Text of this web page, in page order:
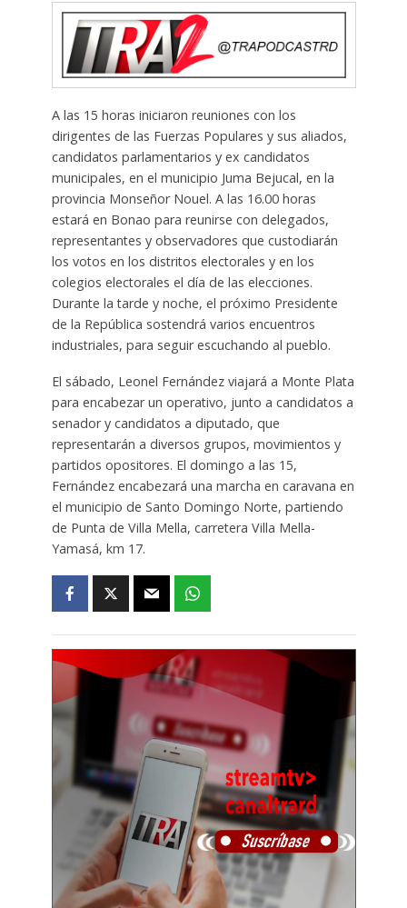
A las 15 horas iniciaron reuniones con los
dirigentes de las Fuerzas Populares y sus aliados,
candidatos parlamentarios y ex candidatos
municipales, en el municipio Juma Bejucal, en la
provincia Monseñor Nouel. A las 16.00 horas
estará en Bonao para reunirse con delegados,
representantes y observadores que custodiarán
los votos en los distritos electorales y en los
colegios electorales el día de las elecciones.
Durante la tarde y noche, el próximo Presidente
de la República sostendrá varios encuentros
industriales, para seguir escuchando al pueblo.
El sábado, Leonel Fernández viajará a Monte Plata
para encabezar un operativo, junto a candidatos a
senador y candidatos a diputado, que
representarán a diversos grupos, movimientos y
partidos opositores. El domingo a las 15,
Fernández encabezará una marcha en caravana en
el municipio de Santo Domingo Norte, partiendo
de Punta de Villa Mella, carretera Villa Mella-
Yamasá, km 17.